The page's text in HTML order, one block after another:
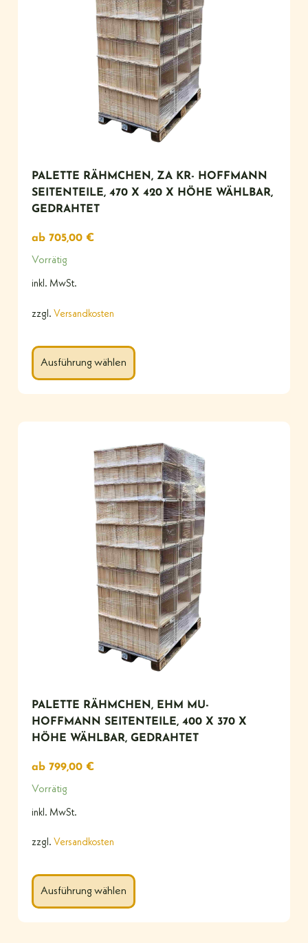
PALETTE RÄHMCHEN, ZA KR- HOFFMANN
SEITENTEILE, 470 X 420 X HÖHE WÄHLBAR,
GEDRAHTET
ab 705,00 €
Vorrätig
inkl. MwSt.
zzgl. Versandkosten
Ausführung wählen
PALETTE RÄHMCHEN, EHM MU-
HOFFMANN SEITENTEILE, 400 X 370 X
HÖHE WÄHLBAR, GEDRAHTET
ab 799,00 €
Vorrätig
inkl. MwSt.
zzgl. Versandkosten
Ausführung wählen